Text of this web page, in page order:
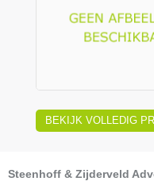
BEKIJK VOLLEDIG
Steenhoff & Zijderveld